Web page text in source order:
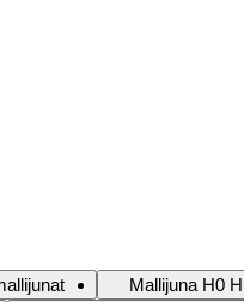
Mallijuna H0